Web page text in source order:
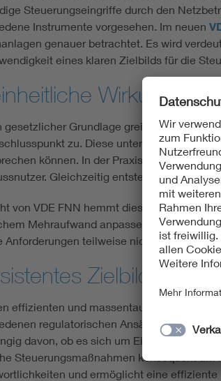
Steuerungseingriffe durch den
Instrumente vorgesehen. Im neuen
genauer betrachtet. Es wird
eines klaren Zielbilds für die
gesetzlicher Grundlage greifen
zu. Diese unterschiedlichen
können. In der Praxis ist dies
Gleichzeitig entstehen
von VDE FNN hemmt diese
Mehraufwand anpassen, ohne dass
Anforderungen teilweise nicht gleichzeitig
Zielbild für
effizienten und massentauglichen
regulatorischen Ansätze zu
davon, ob es sich um Einspeisung
Steuerungsmaßnahmen konsequent
und ermöglicht eine